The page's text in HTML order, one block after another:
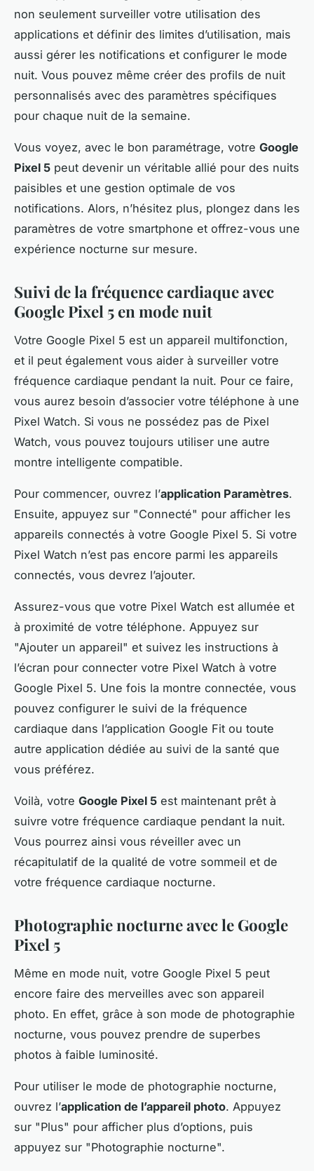
non seulement surveiller votre utilisation des
applications et définir des limites d’utilisation, mais
aussi gérer les notifications et configurer le mode
nuit. Vous pouvez même créer des profils de nuit
personnalisés avec des paramètres spécifiques
pour chaque nuit de la semaine.
Vous voyez, avec le bon paramétrage, votre Google
Pixel 5 peut devenir un véritable allié pour des nuits
paisibles et une gestion optimale de vos
notifications. Alors, n’hésitez plus, plongez dans les
paramètres de votre smartphone et offrez-vous une
expérience nocturne sur mesure.
Suivi de la fréquence cardiaque avec
Google Pixel 5 en mode nuit
Votre Google Pixel 5 est un appareil multifonction,
et il peut également vous aider à surveiller votre
fréquence cardiaque pendant la nuit. Pour ce faire,
vous aurez besoin d’associer votre téléphone à une
Pixel Watch. Si vous ne possédez pas de Pixel
Watch, vous pouvez toujours utiliser une autre
montre intelligente compatible.
Pour commencer, ouvrez l’application Paramètres.
Ensuite, appuyez sur "Connecté" pour afficher les
appareils connectés à votre Google Pixel 5. Si votre
Pixel Watch n’est pas encore parmi les appareils
connectés, vous devrez l’ajouter.
Assurez-vous que votre Pixel Watch est allumée et
à proximité de votre téléphone. Appuyez sur
"Ajouter un appareil" et suivez les instructions à
l’écran pour connecter votre Pixel Watch à votre
Google Pixel 5. Une fois la montre connectée, vous
pouvez configurer le suivi de la fréquence
cardiaque dans l’application Google Fit ou toute
autre application dédiée au suivi de la santé que
vous préférez.
Voilà, votre Google Pixel 5 est maintenant prêt à
suivre votre fréquence cardiaque pendant la nuit.
Vous pourrez ainsi vous réveiller avec un
récapitulatif de la qualité de votre sommeil et de
votre fréquence cardiaque nocturne.
Photographie nocturne avec le Google
Pixel 5
Même en mode nuit, votre Google Pixel 5 peut
encore faire des merveilles avec son appareil
photo. En effet, grâce à son mode de photographie
nocturne, vous pouvez prendre de superbes
photos à faible luminosité.
Pour utiliser le mode de photographie nocturne,
ouvrez l’application de l’appareil photo. Appuyez
sur "Plus" pour afficher plus d’options, puis
appuyez sur "Photographie nocturne".